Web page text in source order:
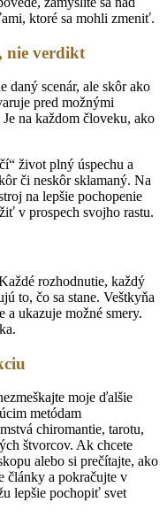
ktoré sa mohli zmeniť.
nie verdikt
daný scenár, ale skôr ako
pred možnými
na každom človeku, ako
život plný úspechu a
či neskôr sklamaný. Na
na lepšie pochopenie
v prospech svojho rastu.
rozhodnutie, každý
to, čo sa stane. Veštkyňa
a ukazuje možné smery.
moje ďalšie
metódam
chiromantie, tarotu,
štvorcov. Ak chcete
alebo si prečítajte, ako
články a pokračujte v
lepšie pochopiť svet